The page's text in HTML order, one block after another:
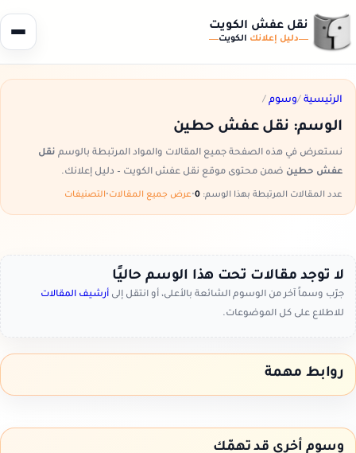
نقل عفش الكويت
دليل إعلانك الكويت
الرئيسية /وسوم /
الوسم: نقل عفش حطين
نستعرض في هذه الصفحة جميع المقالات والمواد المرتبطة بالوسم نقل
عفش حطين ضمن محتوى موقع نقل عفش الكويت – دليل إعلانك.
عدد المقالات المرتبطة بهذا الوسم: •عرض جميع المقالات•التصنيفات
لا توجد مقالات تحت هذا الوسم حاليًا
جرّب وسماً آخر من الوسوم الشائعة بالأعلى، أو انتقل إلى أرشيف المقالات
للاطلاع على كل الموضوعات.
روابط مهمة
وسوم أخرى قد تهمّك